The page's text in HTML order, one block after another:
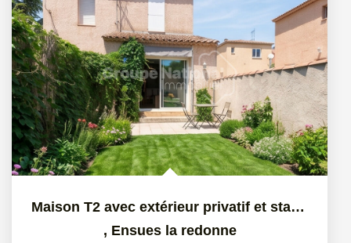
Maison T2 avec extérieur privatif et stationnements, Ensues...
, Ensues la redonne